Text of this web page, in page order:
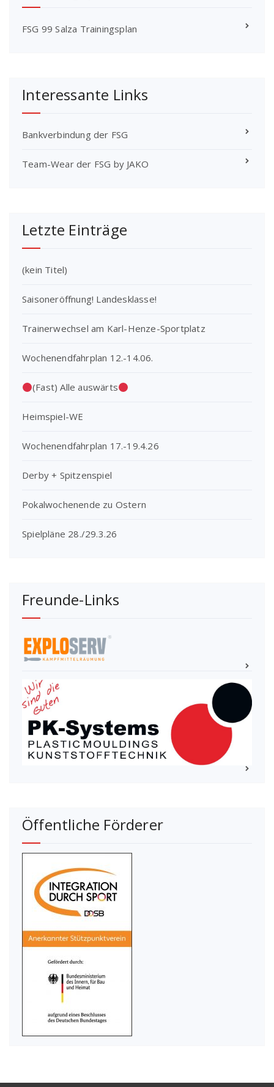
FSG 99 Salza Trainingsplan
Interessante Links
Bankverbindung der FSG
Team-Wear der FSG by JAKO
Letzte Einträge
(kein Titel)
Saisoneröffnung! Landesklasse!
Trainerwechsel am Karl-Henze-Sportplatz
Wochenendfahrplan 12.-14.06.
(Fast) Alle auswärts
Heimspiel-WE
Wochenendfahrplan 17.-19.4.26
Derby + Spitzenspiel
Pokalwochenende zu Ostern
Spielpläne 28./29.3.26
Freunde-Links
Öffentliche Förderer